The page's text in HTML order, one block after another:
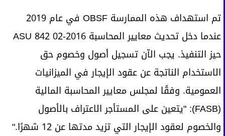
تم استهداف هذه الممارسة OBSF في عام 2019
عندما دخل تحديث معايير المحاسبة 2016-02 ASU 842
حيز التنفيذ. يجب الآن تسجيل أصول وخصوم حق
الاستخدام الناتجة عن عقود الإيجار في الميزانيات
العمومية. وفقًا لمجلس معايير المحاسبة المالية
(FASB): "يتعين على المستأجر الاعتراف بالأصول
والخصوم لعقود الإيجار التي تزيد مدتها عن 12 شهرًا."